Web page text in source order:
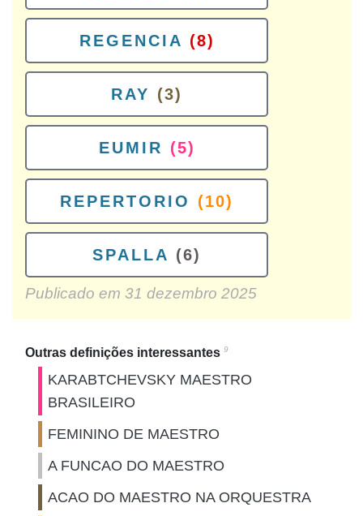
REGENCIA (8)
RAY (3)
EUMIR (5)
REPERTORIO (10)
SPALLA (6)
Publicado em 31 dezembro 2025
Outras definições interessantes 9
KARABTCHEVSKY MAESTRO
BRASILEIRO
FEMININO DE MAESTRO
A FUNCAO DO MAESTRO
ACAO DO MAESTRO NA ORQUESTRA